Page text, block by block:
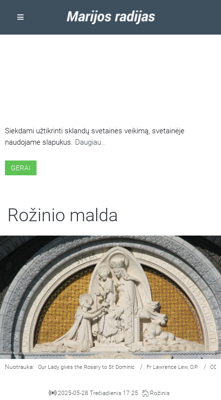
Siekdami užtikrinti sklandų svetainės veikimą, svetainėje
naudojame slapukus. Daugiau..
GERAI
Rožinio malda
Nuotrauka: Our Lady gives the Rosary to St Dominic / Fr Lawrence Lew, O.P. / CC
2025-05-28 Trečiadienis 17:25 Rožinis